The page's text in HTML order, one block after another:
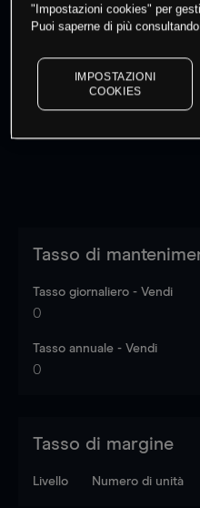
I prezzi sono solo indicativi.
dati di mercato
Tasso di
Tasso giornaliero - Vendi
0
Tasso annuale - Vendi
0
Tasso di margine
Livello Numero di unità
"Impostazioni cookies" per
Puoi saperne di più
IMPOSTAZIONI
COOKIES